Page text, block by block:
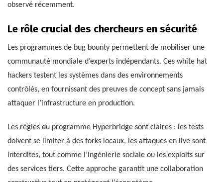
observé récemment.
Le rôle crucial des chercheurs en sécurité
Les programmes de bug bounty permettent de mobiliser une
communauté mondiale d’experts indépendants. Ces white hat
hackers testent les systèmes dans des environnements
contrôlés, en fournissant des preuves de concept sans jamais
attaquer l’infrastructure en production.
Les règles du programme Hyperbridge sont claires : les tests
doivent se limiter à des forks locaux, les attaques en live sont
interdites, tout comme l’ingénierie sociale ou les exploits sur
des services tiers. Cette approche garantit une collaboration